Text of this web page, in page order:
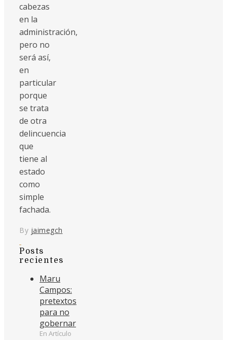
cabezas
en la
administración,
pero no
será así,
en
particular
porque
se trata
de otra
delincuencia
que
tiene al
estado
como
simple
fachada.
By jaimegch
Posts
recientes
Maru
Campos:
pretextos
para no
gobernar
En Artículo